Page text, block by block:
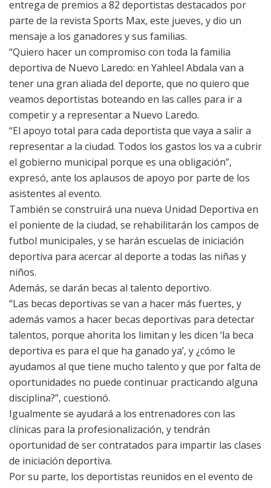
entrega de premios a 82 deportistas destacados por
parte de la revista Sports Max, este jueves, y dio un
mensaje a los ganadores y sus familias.
“Quiero hacer un compromiso con toda la familia
deportiva de Nuevo Laredo: en Yahleel Abdala van a
tener una gran aliada del deporte, que no quiero que
veamos deportistas boteando en las calles para ir a
competir y a representar a Nuevo Laredo.
“El apoyo total para cada deportista que vaya a salir a
representar a la ciudad. Todos los gastos los va a cubrir
el gobierno municipal porque es una obligación”,
expresó, ante los aplausos de apoyo por parte de los
asistentes al evento.
También se construirá una nueva Unidad Deportiva en
el poniente de la ciudad, se rehabilitarán los campos de
futbol municipales, y se harán escuelas de iniciación
deportiva para acercar al deporte a todas las niñas y
niños.
Además, se darán becas al talento deportivo.
“Las becas deportivas se van a hacer más fuertes, y
además vamos a hacer becas deportivas para detectar
talentos, porque ahorita los limitan y les dicen ‘la beca
deportiva es para el que ha ganado ya’, y ¿cómo le
ayudamos al que tiene mucho talento y que por falta de
oportunidades no puede continuar practicando alguna
disciplina?”, cuestionó.
Igualmente se ayudará a los entrenadores con las
clínicas para la profesionalización, y tendrán
oportunidad de ser contratados para impartir las clases
de iniciación deportiva.
Por su parte, los deportistas reunidos en el evento de